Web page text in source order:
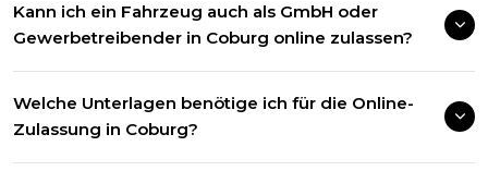
Kann ich ein Fahrzeug auch als GmbH oder
Gewerbetreibender in Coburg online zulassen?
Welche Unterlagen benötige ich für die Online-
Zulassung in Coburg?